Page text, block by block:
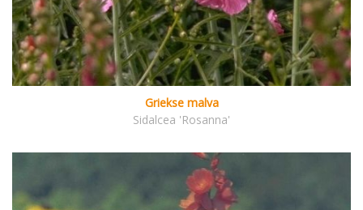
Griekse malva
Sidalcea 'Rosanna'